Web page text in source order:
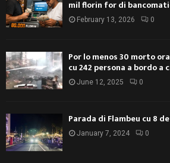
mil florin for di
February 13, 2026 0
Por lo menos 30 morto
cu 242 persona a bordo a
June 12, 2025 0
Parada di Flambeu cu 8
January 7, 2024 0